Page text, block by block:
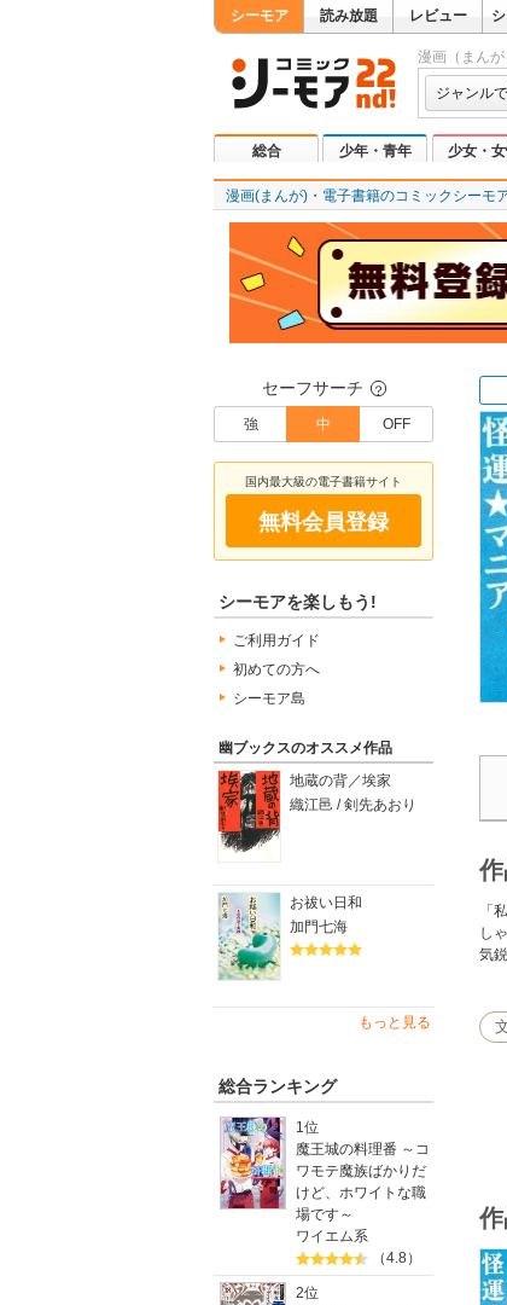
シーモア 読み放題 レビュー
漫画（まん
ジャンル
総合 少年・青年 少女・
漫画(まんが)・電子書籍のコミックシーモ
セーフサーチ ？
強 中 OFF
国内最大級の電子書籍サイト
無料会員登録
シーモアを楽しもう!
ご利用ガイド
初めての方へ
シーモア島
幽ブックスのオススメ作品
地蔵の背／埃家
織江邑 / 剣先あおり
お祓い日和
加門七海
もっと見る
総合ランキング
1位
魔王城の料理番 ～コ
ワモテ魔族ばかりだ
けど、ホワイトな職
場です～
ワイエム系
（4.8）
2位
「
し
気